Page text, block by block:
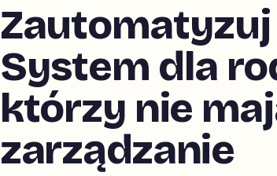
System dla
którzy nie
zarządzanie